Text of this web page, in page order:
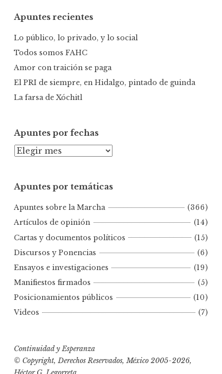
a
r
Apuntes recientes
Lo público, lo privado, y lo social
Todos somos FAHC
Amor con traición se paga
El PRI de siempre, en Hidalgo, pintado de guinda
La farsa de Xóchitl
Apuntes por fechas
A
n
e
s
p
r
f
e
c
a
Apuntes por temáticas
Apuntes sobre la Marcha
(366)
Artículos de opinión
(14)
Cartas y documentos políticos
(15)
Discursos y Ponencias
(6)
Ensayos e investigaciones
(19)
Manifiestos firmados
(5)
Posicionamientos públicos
(10)
Videos
(7)
Continuidad y Esperanza
© Copyright, Derechos Reservados, México 2005-2026,